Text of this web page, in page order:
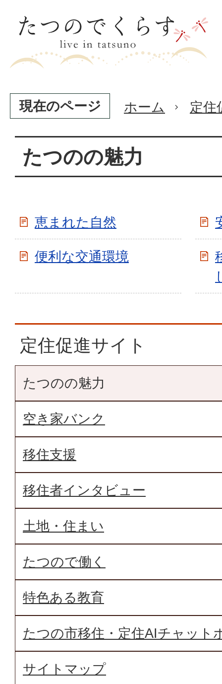
現在のページ ホーム 定住
たつのの魅力
恵まれた自然
便利な交通環境
定住促進サイト
たつのの魅力
空き家バンク
移住支援
移住者インタビュー
土地・住まい
たつので働く
特色ある教育
たつの市移住・定住AIチャット
サイトマップ